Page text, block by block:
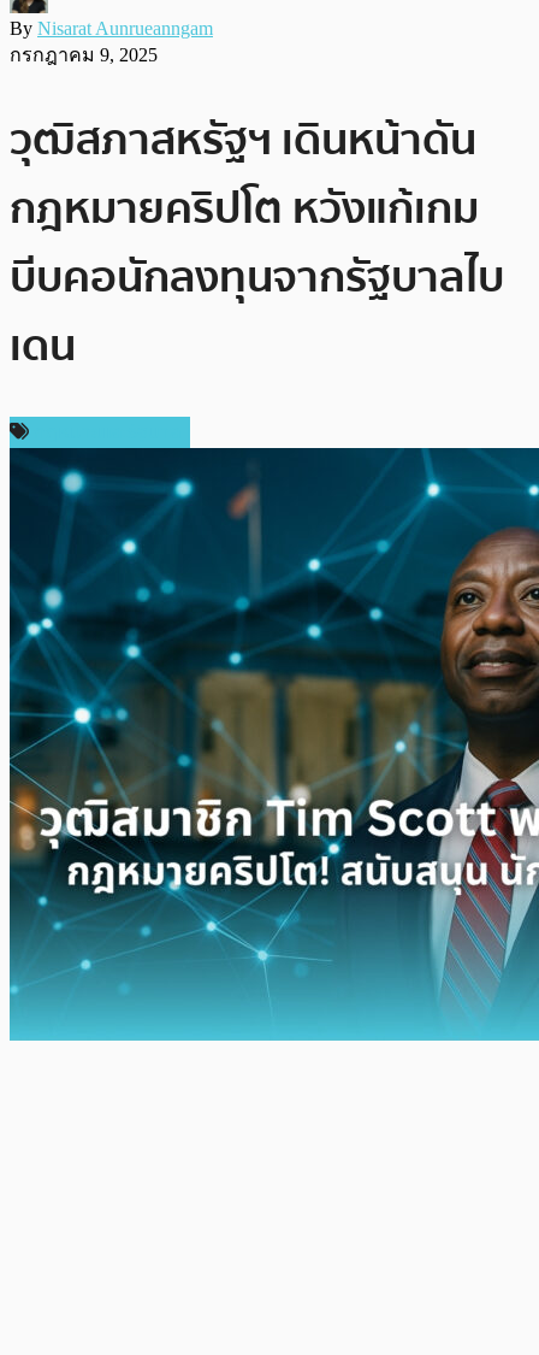
By Nisarat Aunrueanngam
กรกฎาคม 9, 2025
วุฒิสภาสหรัฐฯ เดินหน้าดัน
กฎหมายคริปโต หวังแก้เกม
บีบคอนักลงทุนจากรัฐบาลไบ
เดน